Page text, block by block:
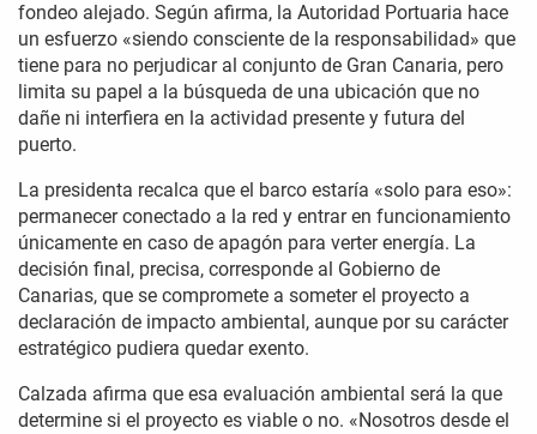
fondeo alejado. Según afirma, la Autoridad Portuaria hace
un esfuerzo «siendo consciente de la responsabilidad» que
tiene para no perjudicar al conjunto de Gran Canaria, pero
limita su papel a la búsqueda de una ubicación que no
dañe ni interfiera en la actividad presente y futura del
puerto.
La presidenta recalca que el barco estaría «solo para eso»:
permanecer conectado a la red y entrar en funcionamiento
únicamente en caso de apagón para verter energía. La
decisión final, precisa, corresponde al Gobierno de
Canarias, que se compromete a someter el proyecto a
declaración de impacto ambiental, aunque por su carácter
estratégico pudiera quedar exento.
Calzada afirma que esa evaluación ambiental será la que
determine si el proyecto es viable o no. «Nosotros desde el